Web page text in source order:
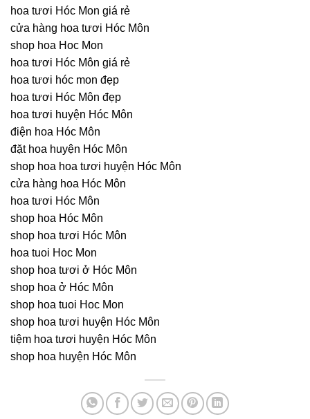
hoa tươi Hóc Mon giá rẻ
cửa hàng hoa tươi Hóc Môn
shop hoa Hoc Mon
hoa tươi Hóc Môn giá rẻ
hoa tươi hóc mon đẹp
hoa tươi Hóc Môn đẹp
hoa tươi huyện Hóc Môn
điện hoa Hóc Môn
đặt hoa huyện Hóc Môn
shop hoa hoa tươi huyện Hóc Môn
cửa hàng hoa Hóc Môn
hoa tươi Hóc Môn
shop hoa Hóc Môn
shop hoa tươi Hóc Môn
hoa tuoi Hoc Mon
shop hoa tươi ở Hóc Môn
shop hoa ở Hóc Môn
shop hoa tuoi Hoc Mon
shop hoa tươi huyện Hóc Môn
tiệm hoa tươi huyện Hóc Môn
shop hoa huyện Hóc Môn